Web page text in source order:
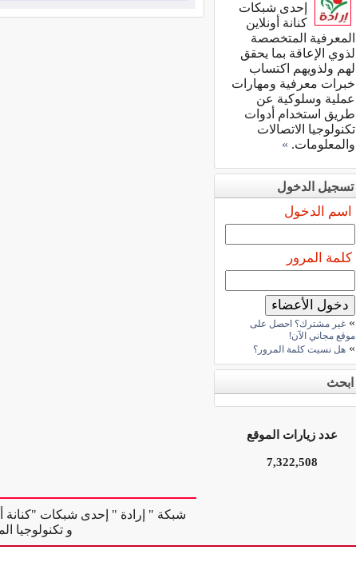
إحدى شبكات
كنانة أونلاين
المعرفية المتخصصة
لذوي الإعاقة بما يحقق
لهم ولذويهم اكتساب
خبرات معرفية ومهارات
عملية وسلوكية عن
طريق استخدام أدوات
تكنولوجيا الاتصالات
والمعلومات. »
تسجيل الدخول
اسم الدخول
كلمة المرور
» غير مشترك؟ احصل على
موقع مجاني الآن!
» هل نسيت كلمة المرور؟
ابحث
عدد زيارات الموقع
7,322,508
شبكة " إرادة " إحدى شبكات "كنانة
و تكنولوجيا